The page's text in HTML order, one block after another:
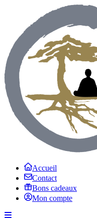
Accueil
Contact
Bons cadeaux
Mon compte